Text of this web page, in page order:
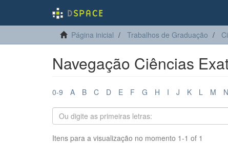
Página inicial Trabalhos de Graduação
Navegação Ciências
0-9 A B C D E F G H I J K L M N
Itens para a visualização no momento 1-1 of 1